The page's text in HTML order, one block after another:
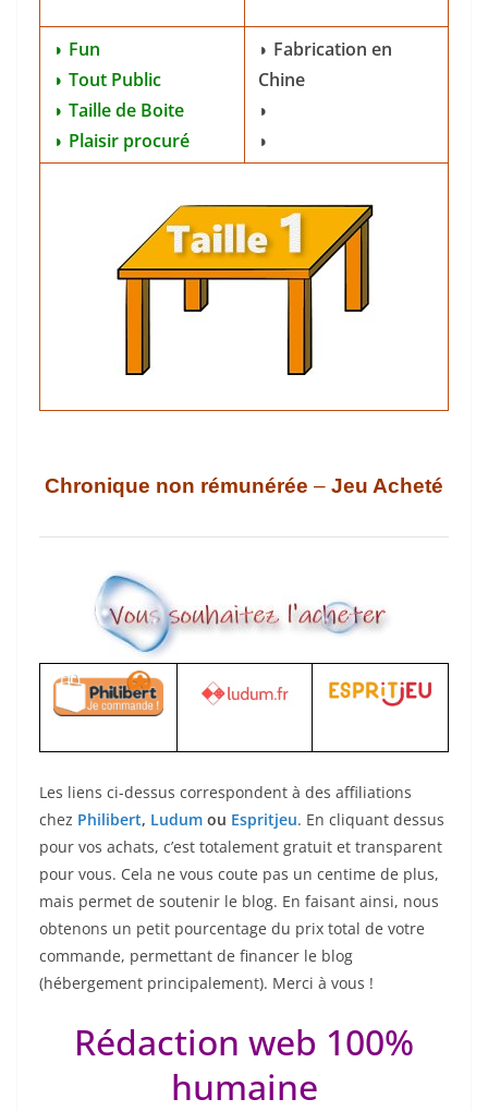
◗ Fun
◗ Tout Public
◗ Taille de Boite
◗ Plaisir procuré
◗ Fabrication en
Chine
◗
◗
Chronique non rémunérée – Jeu Acheté
Les liens ci-dessus correspondent à des affiliations
chez Philibert, Ludum ou Espritjeu. En cliquant dessus
pour vos achats, c’est totalement gratuit et transparent
pour vous. Cela ne vous coute pas un centime de plus,
mais permet de soutenir le blog. En faisant ainsi, nous
obtenons un petit pourcentage du prix total de votre
commande, permettant de financer le blog
(hébergement principalement). Merci à vous !
Rédaction web 100%
humaine